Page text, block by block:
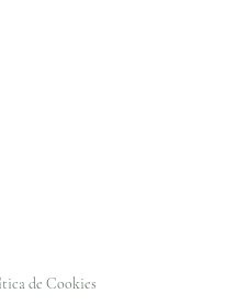
de Cookies